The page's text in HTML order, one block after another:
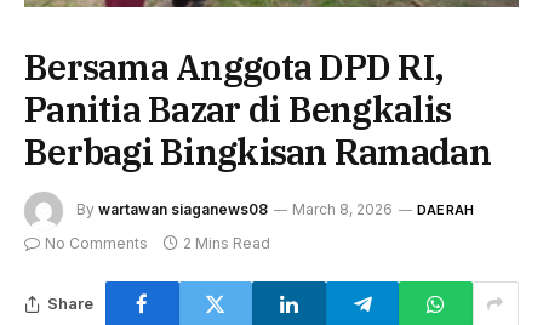
Bersama Anggota DPD RI,
Panitia Bazar di Bengkalis
Berbagi Bingkisan Ramadan
By wartawan siaganews08 March 8, 2026 DAERAH
No Comments 2 Mins Read
Share